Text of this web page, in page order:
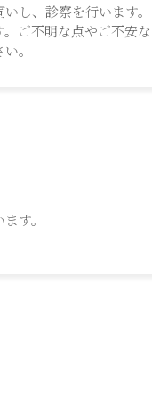
し、診察を行います。
ご不明な点やご不安な
。
す。